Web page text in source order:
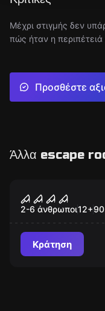
Μέχρι στιγμής δεν
πώς ήταν η
Προσθέστε
Άλλα escape
Νέος
MADHOUSE 0
beggining)
2-6 άνθρωποι12+90
Κράτηση